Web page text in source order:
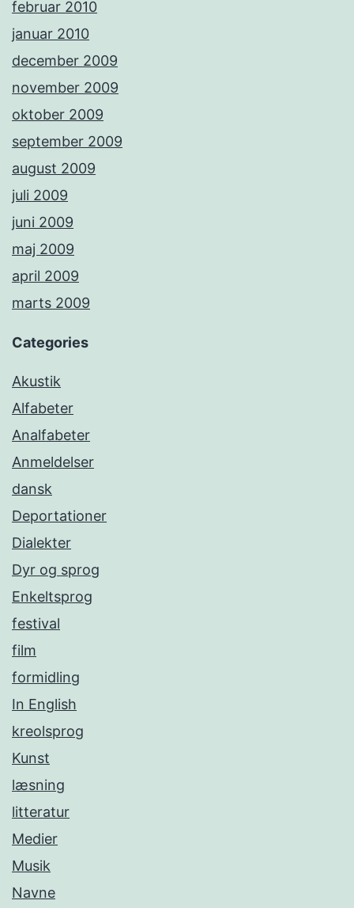
februar 2010
januar 2010
december 2009
november 2009
oktober 2009
september 2009
august 2009
juli 2009
juni 2009
maj 2009
april 2009
marts 2009
Categories
Akustik
Alfabeter
Analfabeter
Anmeldelser
dansk
Deportationer
Dialekter
Dyr og sprog
Enkeltsprog
festival
film
formidling
In English
kreolsprog
Kunst
læsning
litteratur
Medier
Musik
Navne